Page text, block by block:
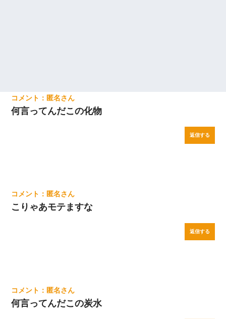
匿名
何言ってんだこの化物
返信する
匿名
こりゃあモテますな
返信する
匿名
何言ってんだこの炭水